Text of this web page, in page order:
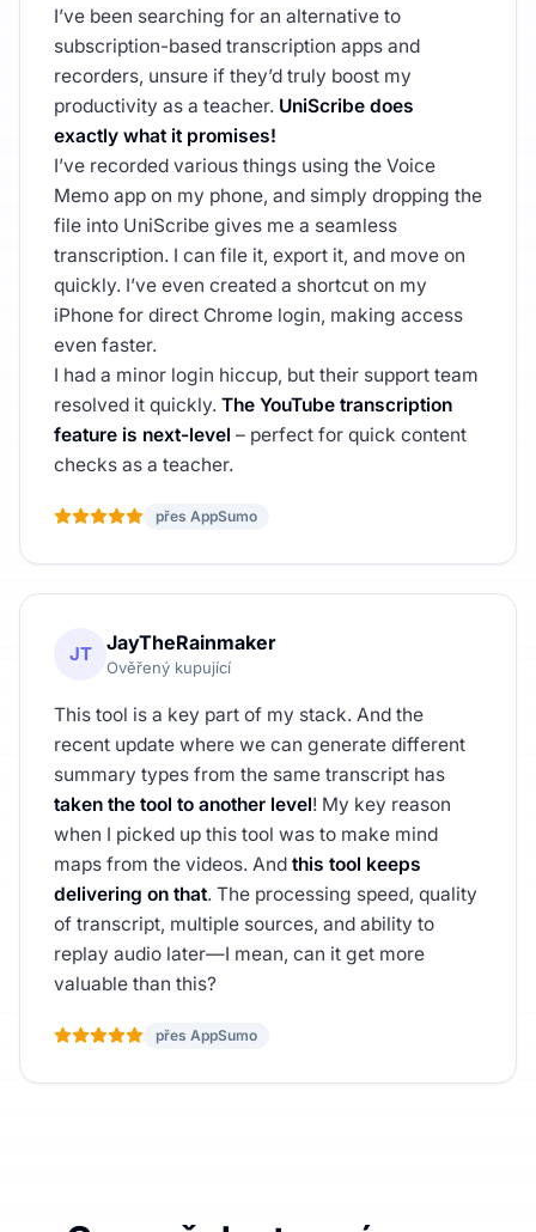
I’ve been searching for an alternative to
subscription-based transcription apps and
recorders, unsure if they’d truly boost my
productivity as a teacher. UniScribe does
exactly what it promises!
I’ve recorded various things using the Voice
Memo app on my phone, and simply dropping the
file into UniScribe gives me a seamless
transcription. I can file it, export it, and move on
quickly. I’ve even created a shortcut on my
iPhone for direct Chrome login, making access
even faster.
I had a minor login hiccup, but their support team
resolved it quickly. The YouTube transcription
feature is next-level – perfect for quick content
checks as a teacher.
přes AppSumo
JT JayTheRainmaker
Ověřený kupující
This tool is a key part of my stack. And the
recent update where we can generate different
summary types from the same transcript has
taken the tool to another level! My key reason
when I picked up this tool was to make mind
maps from the videos. And this tool keeps
delivering on that. The processing speed, quality
of transcript, multiple sources, and ability to
replay audio later—I mean, can it get more
valuable than this?
přes AppSumo